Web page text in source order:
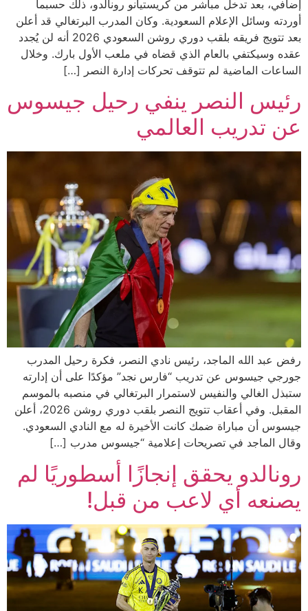
إضافي، بعد تدخل مباشر من كريستيانو رونالدو، ذلك حسبما
أوردته وسائل الإعلام السعودية. وكان المدرب البرتغالي قد أعلن
بعد تتويج فريقه بلقب دوري روشن السعودي 2026 أنه لن يُجدد
عقده وسيكتفي بالعام الذي قضاه في ملعب الأول بارك. وخلال
الساعات الماضية لم تتوقف تحركات إدارة النصر […]
رئيس النصر ينفي رحيل جيسوس
عن تدريب العالمي
رفض عبد الله الماجد، رئيس نادي النصر، فكرة رحيل المدرب
جورجي جيسوس عن تدريب “فارس نجد” مؤكدًا على أن إدارته
ستبذل الغالي والنفيس لاستمرار البرتغالي في منصبه بالموسم
المقبل. وفي أعقاب تتويج النصر بلقب دوري روشن 2026، أعلن
جيسوس أن مباراة ضمك كانت الأخيرة له مع النادي السعودي.
وقال الماجد في تصريحات إعلامية “جيسوس مدرب […]
رونالدو يحقق إنجازًا أسطوريًا لم
يصنعه أي لاعب من قبل!